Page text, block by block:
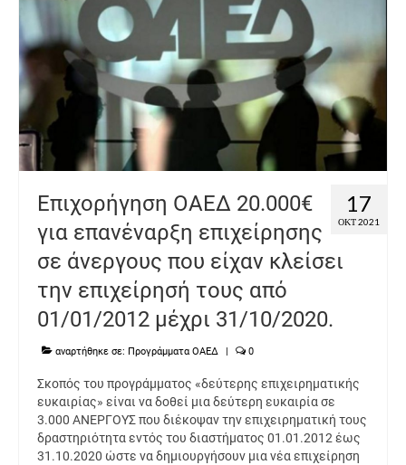
17
ΟΚΤ 2021
Επιχορήγηση ΟΑΕΔ 20.000€
για επανέναρξη επιχείρησης
σε άνεργους που είχαν κλείσει
την επιχείρησή τους από
01/01/2012 μέχρι 31/10/2020.
αναρτήθηκε σε: Προγράμματα ΟΑΕΔ | 0
Σκοπός του προγράμματος «δεύτερης επιχειρηματικής
ευκαιρίας» είναι να δοθεί μια δεύτερη ευκαιρία σε
3.000 ΑΝΕΡΓΟΥΣ που διέκοψαν την επιχειρηματική τους
δραστηριότητα εντός του διαστήματος 01.01.2012 έως
31.10.2020 ώστε να δημιουργήσουν μια νέα επιχείρηση